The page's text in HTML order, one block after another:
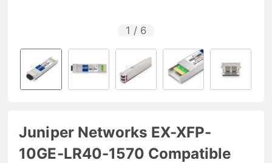
1 / 6
Juniper Networks EX-XFP-
10GE-LR40-1570 Compatible